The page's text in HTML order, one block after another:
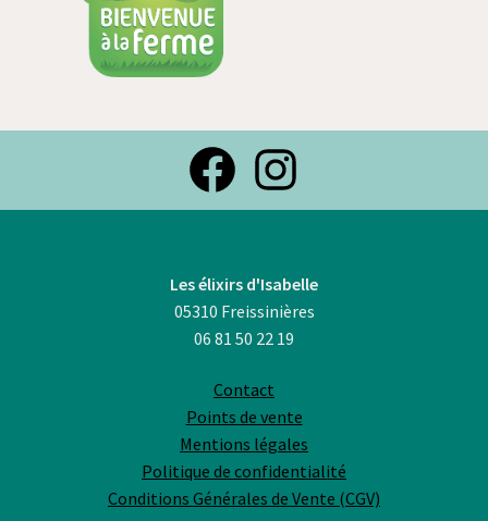
Facebook
Les élixirs d'Isabelle
05310 Freissinières
06 81 50 22 19
Contact
Points de vente
Mentions légales
Politique de confidentialité
Conditions Générales de Vente (CGV)